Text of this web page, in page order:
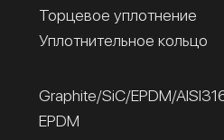
Торцевое уплотнение
Уплотнительное кольцо
Graphite/SiC/EPDM/
EPDM